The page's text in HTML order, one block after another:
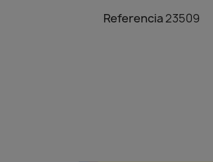
Referencia23509